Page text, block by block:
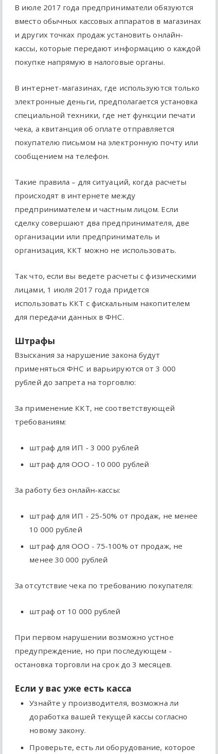
В июле 2017 года предприниматели обязуются
вместо обычных кассовых аппаратов в магазинах
и других точках продаж установить онлайн-
кассы, которые передают информацию о каждой
покупке напрямую в налоговые органы.
В интернет-магазинах, где используются только
электронные деньги, предполагается установка
специальной техники, где нет функции печати
чека, а квитанция об оплате отправляется
покупателю письмом на электронную почту или
сообщением на телефон.
Такие правила – для ситуаций, когда расчеты
происходят в интернете между
предпринимателем и частным лицом. Если
сделку совершают два предпринимателя, две
организации или предприниматель и
организация, ККТ можно не использовать.
Так что, если вы ведете расчеты с физическими
лицами, 1 июля 2017 года придется
использовать ККТ с фискальным накопителем
для передачи данных в ФНС.
Штрафы
Взыскания за нарушение закона будут
применяться ФНС и варьируются от 3 000
рублей до запрета на торговлю:
За применение ККТ, не соответствующей
требованиям:
штраф для ИП - 3 000 рублей
штраф для ООО - 10 000 рублей
За работу без онлайн-кассы:
штраф для ИП - 25-50% от продаж, не менее
10 000 рублей
штраф для ООО - 75-100% от продаж, не
менее 30 000 рублей
За отсутствие чека по требованию покупателя:
штраф от 10 000 рублей
При первом нарушении возможно устное
предупреждение, но при последующем -
остановка торговли на срок до 3 месяцев.
Если у вас уже есть касса
Узнайте у производителя, возможна ли
доработка вашей текущей кассы согласно
новому закону.
Проверьте, есть ли оборудование, которое